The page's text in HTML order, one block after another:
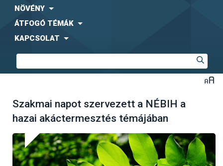
NÖVÉNY
ÁTFOGÓ TÉMÁK
KAPCSOLAT
Szakmai napot szervezett a NÉBIH a
hazai akáctermesztés témájában